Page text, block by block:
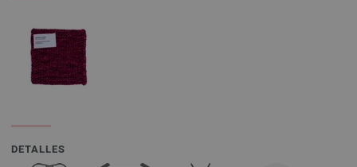
DETALLES